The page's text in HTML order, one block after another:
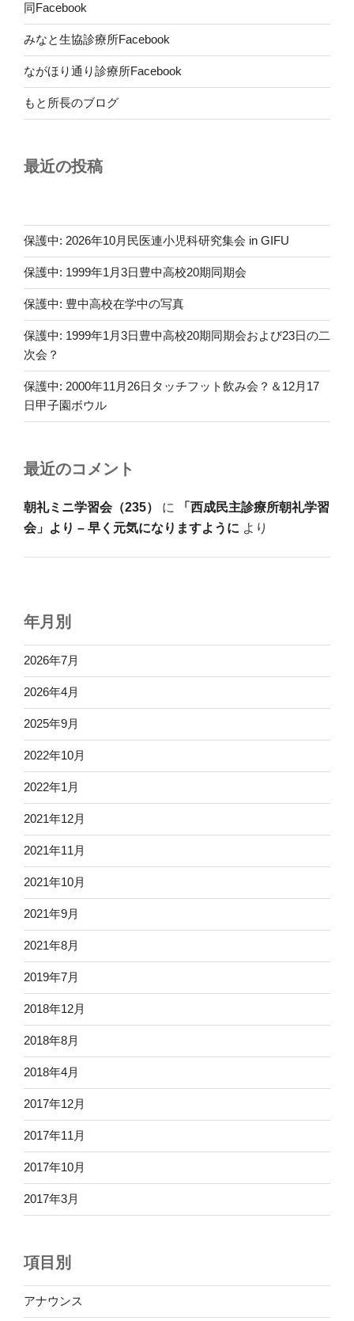
同Facebook
みなと生協診療所Facebook
ながほり通り診療所Facebook
もと所長のブログ
最近の投稿
保護中: 2026年10月民医連小児科研究集会 in GIFU
保護中: 1999年1月3日豊中高校20期同期会
保護中: 豊中高校在学中の写真
保護中: 1999年1月3日豊中高校20期同期会および23日の二
次会？
保護中: 2000年11月26日タッチフット飲み会？＆12月17
日甲子園ボウル
最近のコメント
朝礼ミニ学習会（235） に
「西成民主診療所朝礼学習
会」より – 早く元気になりますように より
年月別
2026年7月
2026年4月
2025年9月
2022年10月
2022年1月
2021年12月
2021年11月
2021年10月
2021年9月
2021年8月
2019年7月
2018年12月
2018年8月
2018年4月
2017年12月
2017年11月
2017年10月
2017年3月
項目別
アナウンス